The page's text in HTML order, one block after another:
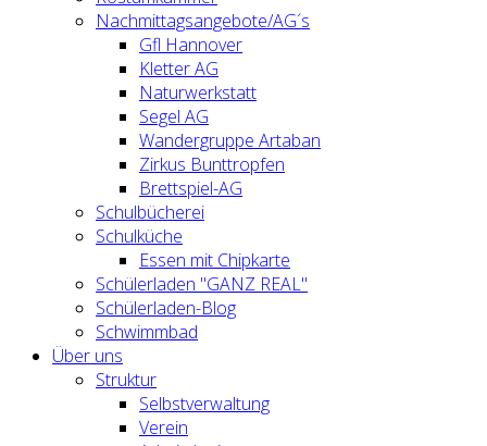
Nachmittagsangebote/AG´s
Gfl Hannover
Kletter AG
Naturwerkstatt
Segel AG
Wandergruppe Artaban
Zirkus Bunttropfen
Brettspiel-AG
Schulbücherei
Schulküche
Essen mit Chipkarte
Schülerladen "GANZ REAL"
Schülerladen-Blog
Schwimmbad
Über uns
Struktur
Selbstverwaltung
Verein